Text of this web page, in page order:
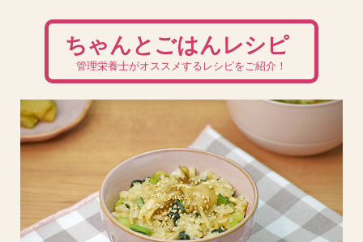
ちゃんとごはんレシピ
管理栄養士がオススメするレシピをご紹介！